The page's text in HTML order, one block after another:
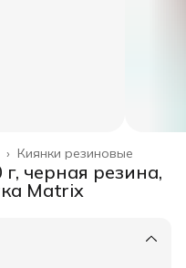
Киянки резиновые
›
черная резина,
Matrix